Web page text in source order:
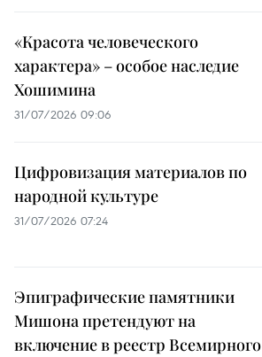
«Красота человеческого
характера» – особое наследие
Хошимина
31/07/2026 09:06
Цифровизация материалов по
народной культуре
31/07/2026 07:24
Эпиграфические памятники
Мишона претендуют на
включение в реестр Всемирного